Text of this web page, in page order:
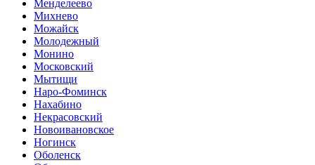
Менделеево
Михнево
Можайск
Молодежный
Монино
Московский
Мытищи
Наро-Фоминск
Нахабино
Некрасовский
Новоивановское
Ногинск
Оболенск